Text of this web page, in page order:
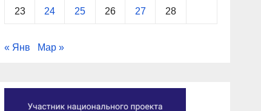
23 24 25 26 27 28
« Янв Мар »